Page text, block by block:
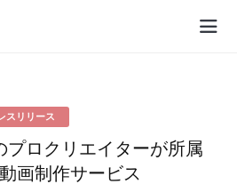
プロクリエイターが所属
画制作サービス
スリリース